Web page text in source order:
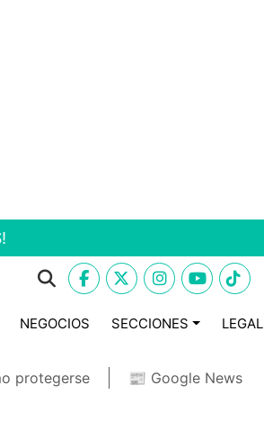
NEGOCIOS SECCIONES LEGAL
protegerse 📰 Google News